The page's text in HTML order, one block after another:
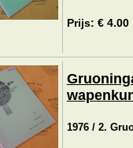
Prijs: € 4.00
1976 / 2.